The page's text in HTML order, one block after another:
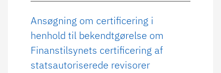
Ansøgning om certificering i
henhold til bekendtgørelse om
Finanstilsynets certificering af
statsautoriserede revisorer